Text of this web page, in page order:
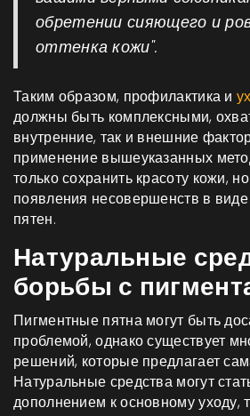
обретении сияющего и
оттенка кожи".
Таким образом, профилактика и
должны быть комплексными,
внутренние, так и внешние
применение вышеуказанных
только сохранить красоту кожи,
появления несовершенств в
пятен.
Натуральные
борьбы с
Пигментные пятна могут быть
проблемой, однако существует
решений, которые предлагает
Натуральные средства могут
дополнением к основному уходу,